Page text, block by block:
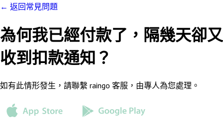
← 返回常見問題
為何我已經付款了，隔幾天卻又
收到扣款通知？
如有此情形發生，請聯繫 raingo 客服，由專人為您處理。